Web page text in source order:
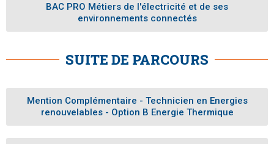
BAC PRO Métiers de l'électricité et de ses
environnements connectés
SUITE DE PARCOURS
Mention Complémentaire - Technicien en Energies
renouvelables - Option B Energie Thermique